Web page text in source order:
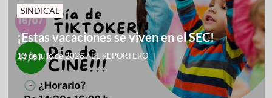
SINDICAL
¡Estas vacaciones se viven en el SEC!
13 de julio de 2026/EL REPORTERO